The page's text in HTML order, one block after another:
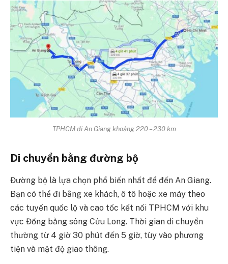
TPHCM đi An Giang khoảng 220 – 230 km
Di chuyển bằng đường bộ
Đường bộ là lựa chọn phổ biến nhất để đến An Giang.
Bạn có thể đi bằng xe khách, ô tô hoặc xe máy theo
các tuyến quốc lộ và cao tốc kết nối TPHCM với khu
vực Đồng bằng sông Cửu Long. Thời gian di chuyển
thường từ 4 giờ 30 phút đến 5 giờ, tùy vào phương
tiện và mật độ giao thông.